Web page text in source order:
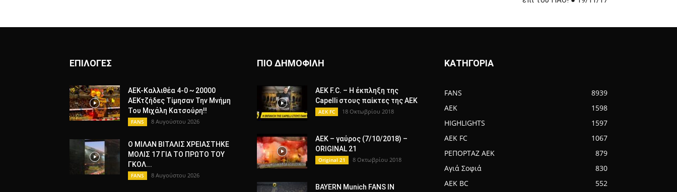
ΕΠΙΛΟΓΕΣ
ΑΕΚ-Καλλιθέα 4-0 ~ 20000
ΑΕΚτζήδες Τίμησαν Την Μνήμη
Του Μιχάλη Κατσούρη!!
FANS 8 Αυγούστου 2026
Ο ΜΙΛΑΝ ΒΙΤΑΛΙΣ ΧΡΕΙΑΣΤΗΚΕ
ΜΟΛΙΣ 17 ΓΙΑ ΤΟ ΠΡΩΤΟ ΤΟΥ
ΓΚΟΛ...
FANS 8 Αυγούστου 2026
ΠΙΟ ΔΗΜΟΦΙΛΗ
AEK F.C. – Η έκπληξη της
Capelli στους παίκτες της ΑΕΚ
AEK FC 18 Οκτωβρίου 2018
ΑΕΚ – γαύρος (7/10/2018) –
ORIGINAL 21
Original 21 8 Οκτωβρίου 2018
BAYERN Munich FANS IN
ΚΑΤΗΓΟΡΙΑ
FANS
8939
AEK
1598
HIGHLIGHTS
1597
AEK FC
1067
ΡΕΠΟΡΤΑΖ ΑΕΚ
879
Αγιά Σοφιά
830
AEK BC
552